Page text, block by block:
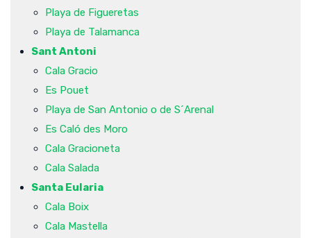
Playa de Figueretas
Playa de Talamanca
Sant Antoni
Cala Gracio
Es Pouet
Playa de San Antonio o de S´Arenal
Es Caló des Moro
Cala Gracioneta
Cala Salada
Santa Eularia
Cala Boix
Cala Mastella